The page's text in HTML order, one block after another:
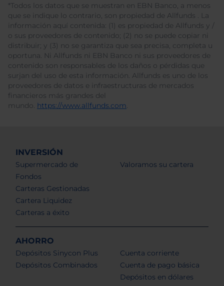
*Todos los datos que se muestran en EBN Banco, a menos
que se indique lo contrario, son propiedad de Allfunds . La
información aquí contenida: (1) es propiedad de Allfunds y /
o sus proveedores de contenido; (2) no se puede copiar ni
distribuir; y (3) no se garantiza que sea precisa, completa u
oportuna. Ni Allfunds ni EBN Banco ni sus proveedores de
contenido son responsables de los daños o pérdidas que
surjan del uso de esta información. Allfunds es uno de los
proveedores de datos e infraestructuras de mercados
financieros más grandes del
mundo. https://www.allfunds.com.
INVERSIÓN
Supermercado de
Fondos
Carteras Gestionadas
Cartera Liquidez
Carteras a éxito
Valoramos su cartera
AHORRO
Depósitos Sinycon Plus
Depósitos Combinados
Cuenta corriente
Cuenta de pago básica
Depósitos en dólares